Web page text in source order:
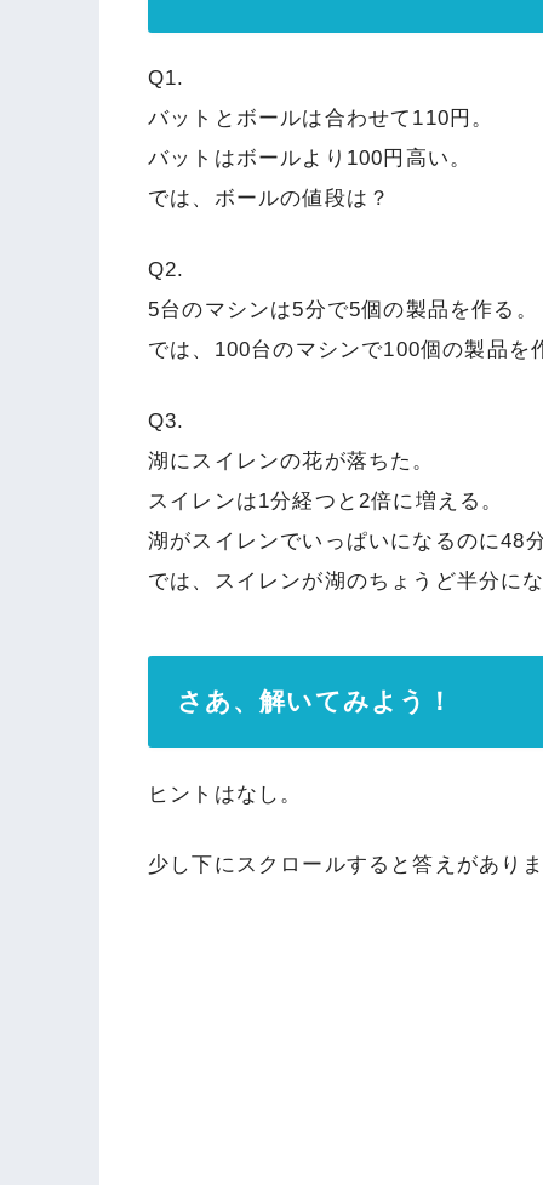
Q1.
バットとボールは合わせて110円。
バットはボールより100円高い。
では、ボールの値段は？
Q2.
5台のマシンは5分で5個の製品を作る。
では、100台のマシンで100個の製品を
Q3.
湖にスイレンの花が落ちた。
スイレンは1分経つと2倍に増える。
湖がスイレンでいっぱいになるのに48
では、スイレンが湖のちょうど半分に
さあ、解いてみよう！
ヒントはなし。
少し下にスクロールすると答えがあり